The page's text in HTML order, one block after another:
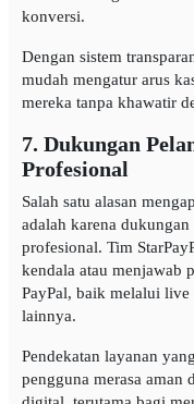
konversi.
Dengan sistem
mudah mengatur arus
mereka tanpa khawatir
7. Dukungan
Profesional
Salah satu alasan
adalah karena
profesional. Tim
kendala atau menjawab
PayPal, baik melalui
lainnya.
Pendekatan layanan
pengguna merasa aman